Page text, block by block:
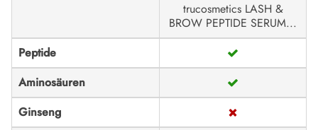
trucosmetics LASH &
BROW PEPTIDE SERUM...
Peptide
Aminosäuren
Ginseng